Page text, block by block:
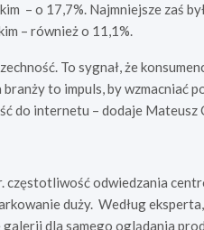
– o 17,7%. Najmniejsze zaś
– również o 11,1%.
To sygnał, że
to impuls, by wzmacniać
do internetu – dodaje Mateusz
odwiedzania
duży. Według
dla samego oglądania